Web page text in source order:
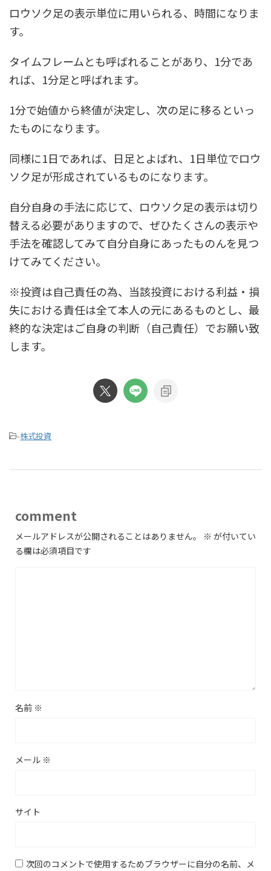
ロウソク足の表示単位に用いられる、時間になりま
す。
タイムフレームとも呼ばれることがあり、1分であ
れば、1分足と呼ばれます。
1分で始値から終値が決定し、次の足に移るといっ
たものになります。
同様に1日であれば、日足とよばれ、1日単位でロウ
ソク足が形成されているものになります。
自分自身の手法に応じて、ロウソク足の表示は切り
替える必要がありますので、ぜひたくさんの表示や
手法を確認してみて自分自身にあったものんを見つ
けてみてください。
※投資は自己責任の為、当該投資における利益・損
失における責任は全て本人の元にあるものとし、最
終的な決定はご自身の判断（自己責任）でお願い致
します。
-株式投資
comment
メールアドレスが公開されることはありません。 ※ が付いてい
る欄は必須項目です
名前 ※
メール ※
サイト
次回のコメントで使用するためブラウザーに自分の名前、メ